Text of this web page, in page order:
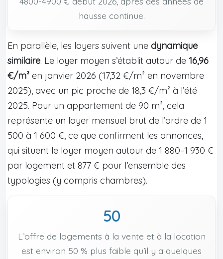
hausse continue.
En parallèle, les loyers suivent une dynamique
similaire. Le loyer moyen s’établit autour de 16,96
€/m² en janvier 2026 (17,32 €/m² en novembre
2025), avec un pic proche de 18,3 €/m² à l’été
2025. Pour un appartement de 90 m², cela
représente un loyer mensuel brut de l’ordre de 1
500 à 1 600 €, ce que confirment les annonces,
qui situent le loyer moyen autour de 1 880–1 930 €
par logement et 877 € pour l’ensemble des
typologies (y compris chambres).
50
L’offre de logements à la vente et à la location
est environ 50 % plus faible qu’il y a quelques